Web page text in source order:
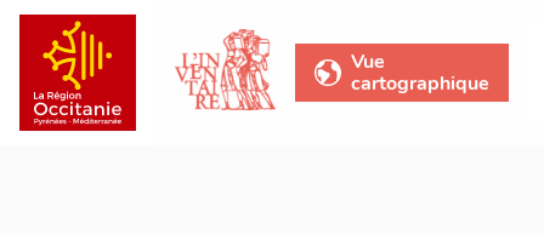
Vue
cartographique